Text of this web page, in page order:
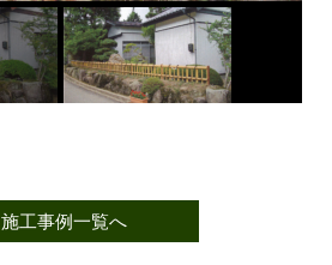
施工事例一覧へ